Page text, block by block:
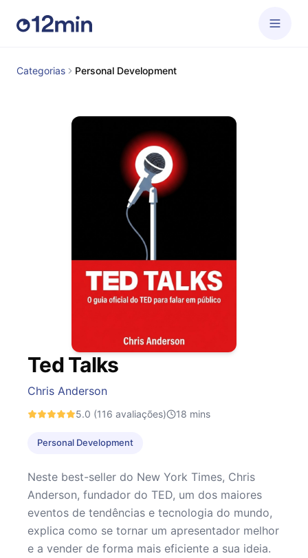
Categorias Personal Development
Ted Talks
Chris Anderson
5.0 (116 avaliações) 18 mins
Personal Development
Neste best-seller do New York Times, Chris
Anderson, fundador do TED, um dos maiores
eventos de tendências e tecnologia do mundo,
explica como se tornar um apresentador melhor
e a vender de forma mais eficiente a sua ideia.